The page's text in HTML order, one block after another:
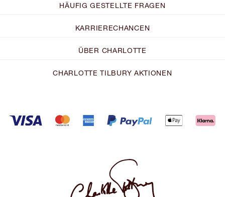
HÄUFIG GESTELLTE FRAGEN
KARRIERECHANCEN
ÜBER CHARLOTTE
CHARLOTTE TILBURY AKTIONEN